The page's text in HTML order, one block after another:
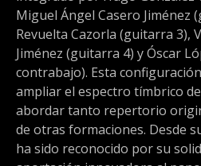
Miguel Ángel Casero Jiménez
Revuelta Cazorla (guitarra 3),
Jiménez (guitarra 4) y Óscar
contrabajo). Esta
ampliar el espectro tímbrico
abordar tanto repertorio
de otras formaciones. Desde
ha sido reconocido por su